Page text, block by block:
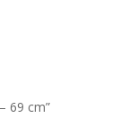
69 cm”